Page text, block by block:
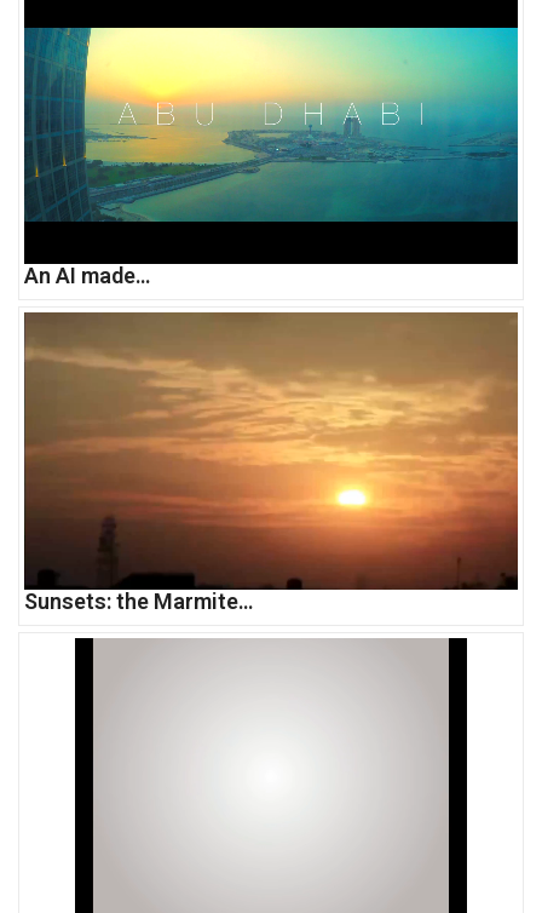
An AI made…
Sunsets: the Marmite…